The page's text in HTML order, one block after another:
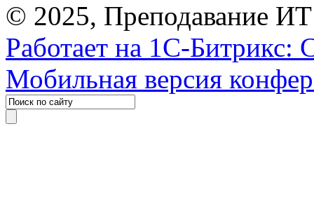
© 2025, Преподавание
Работает на 1С-Битрикс:
Мобильная версия